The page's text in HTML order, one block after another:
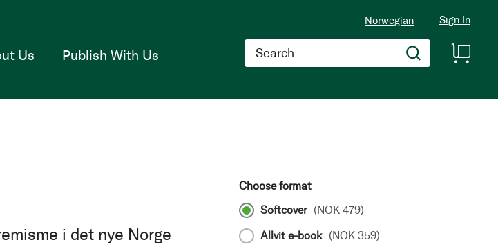
Norwegian Sign In
Search
Us Publish With Us
i det nye Norge
Choose format
Softcover (NOK 479)
Allvit e-book (NOK 359)